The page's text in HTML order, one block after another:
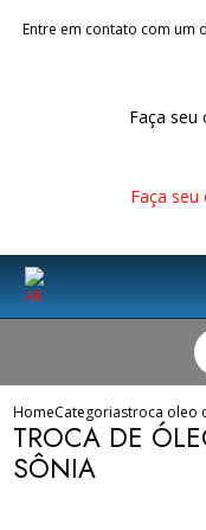
Entre em contato com um
Faça
Faça
HomeCategoriastroca oleo
TROCA DE
SÔNIA